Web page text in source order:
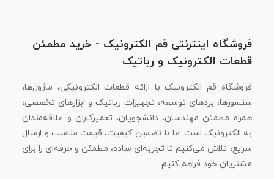
فروشگاه اینترنتی قم الکترونیک - خرید مطمئن
قطعات الکترونیک و رباتیک
فروشگاه قم الکترونیک با ارائه قطعات الکترونیکی، ماژول‌ها،
سنسورها، بردهای توسعه، تجهیزات رباتیک و ابزارهای تخصصی،
همراه مطمئن مهندسان، دانشجویان، تعمیرکاران و علاقه‌مندان
به الکترونیک است. ما با تضمین کیفیت، قیمت مناسب و ارسال
سریع، تلاش می‌کنیم تا تجربه‌ای ساده، مطمئن و حرفه‌ای را برای
مشتریان خود فراهم کنیم.